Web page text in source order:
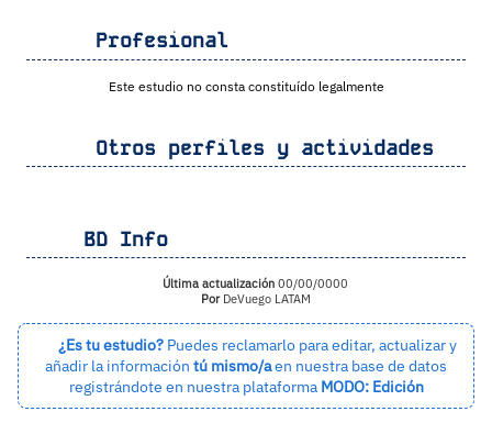
Profesional
Este estudio no consta constituído legalmente
Otros perfiles y actividades
BD Info
Última actualización 00/00/0000
PorDeVuego LATAM
¿Es tu estudio? Puedes reclamarlo para editar, actualizar y
añadir la información tú mismo/aen nuestra base de datos
registrándote en nuestra plataforma MODO: Edición